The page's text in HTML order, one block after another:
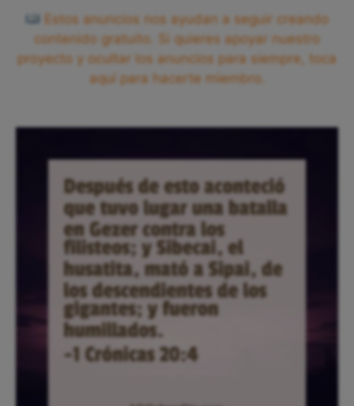
Estos anuncios nos ayudan a seguir creando
contenido gratuito. Si quieres apoyar nuestro
proyecto y ocultar los anuncios para siempre, toca
aquí para hacerte miembro.